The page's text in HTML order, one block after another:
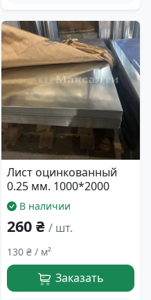
Лист оцинкованный
0.25 мм. 1000*2000
В наличии
260 ₴ / шт.
130 ₴ / м²
Заказать